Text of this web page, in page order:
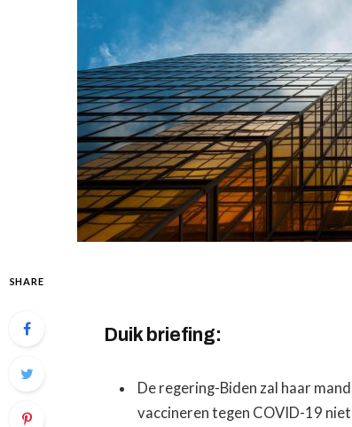
SHARE
Duik briefing:
De regering-Biden zal haar
vaccineren tegen COVID-19